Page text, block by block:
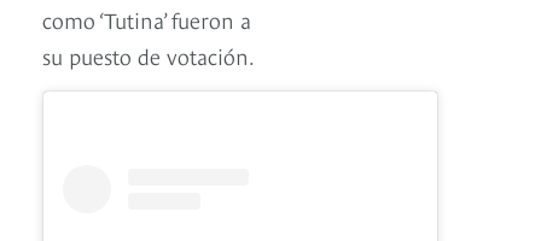
como ‘Tutina’ fueron a
su puesto de votación.